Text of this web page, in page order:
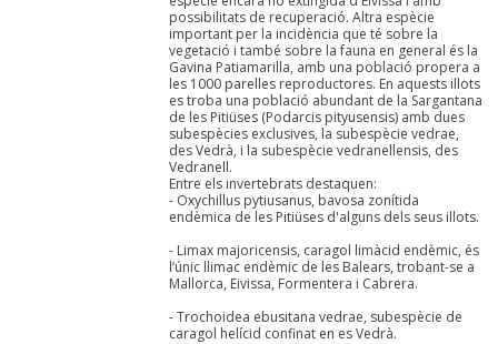
possibilitats de recuperació. Altra espècie
important per la incidència que té sobre la
vegetació i també sobre la fauna en general és la
Gavina Patiamarilla, amb una població propera a
les 1000 parelles reproductores. En aquests illots
es troba una població abundant de la Sargantana
de les Pitiüses (Podarcis pityusensis) amb dues
subespècies exclusives, la subespècie vedrae,
des Vedrà, i la subespècie vedranellensis, des
Vedranell.
Entre els invertebrats destaquen:
- Oxychillus pytiusanus, bavosa zonítida
endèmica de les Pitiüses d'alguns dels seus illots.
- Limax majoricensis, caragol limàcid endèmic, és
l’únic llimac endèmic de les Balears, trobant-se a
Mallorca, Eivissa, Formentera i Cabrera.
- Trochoidea ebusitana vedrae, subespècie de
caragol helícid confinat en es Vedrà.